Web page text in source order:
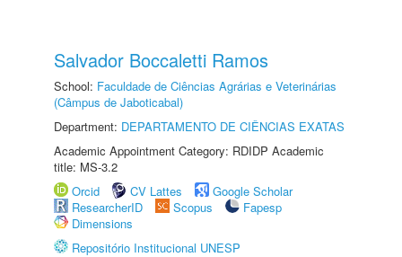
Salvador Boccaletti Ramos
School: Faculdade de Ciências Agrárias e Veterinárias
(Câmpus de Jaboticabal)
Department: DEPARTAMENTO DE CIÊNCIAS EXATAS
Academic Appointment Category: RDIDP Academic
title: MS-3.2
Orcid
CV Lattes
Google Scholar
ResearcherID
Scopus
Fapesp
Dimensions
Repositório Institucional UNESP